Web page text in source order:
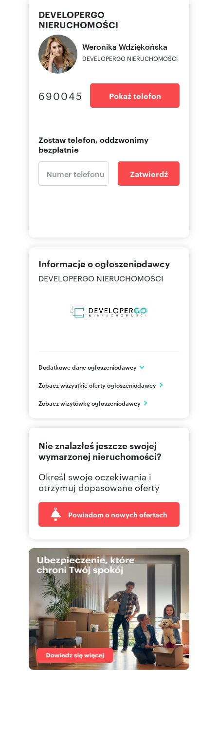
DEVELOPERGO
NIERUCHOMOŚCI
Weronika Wdziękońska
DEVELOPERGO NIERUCHOMOŚCI
690045 Pokaż telefon
Zostaw telefon, oddzwonimy
bezpłatnie
Zatwierdź
Informacje o ogłoszeniodawcy
DEVELOPERGO NIERUCHOMOŚCI
Dodatkowe dane ogłoszeniodawcy
Białystok
PL
Zobacz wszystkie oferty ogłoszeniodawcy
Zobacz wizytówkę ogłoszeniodawcy
Nie znalazłeś jeszcze swojej
wymarzonej nieruchomości?
Określ swoje oczekiwania i
otrzymuj dopasowane oferty
Powiadom o nowych ofertach